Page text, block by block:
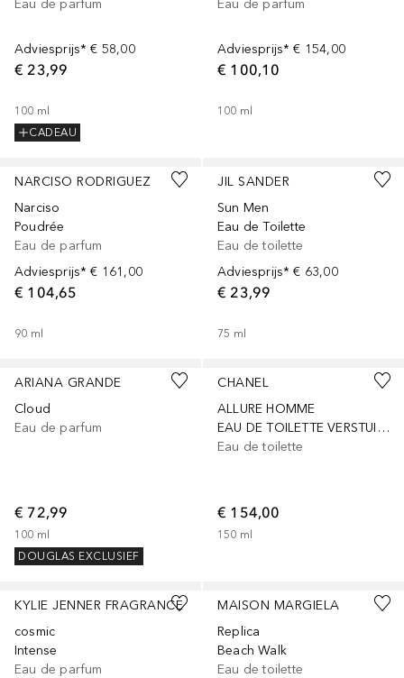
Eau de parfum
Adviesprijs* € 58,00
€ 23,99
100 ml
CADEAU
Eau de parfum
Adviesprijs* € 154,00
€ 100,10
100 ml
NARCISO RODRIGUEZ
Narciso
Poudrée
Eau de parfum
Adviesprijs* € 161,00
€ 104,65
90 ml
JIL SANDER
Sun Men
Eau de Toilette
Eau de toilette
Adviesprijs* € 63,00
€ 23,99
75 ml
ARIANA GRANDE
Cloud
Eau de parfum
€ 72,99
100 ml
DOUGLAS EXCLUSIEF
CHANEL
ALLURE HOMME
EAU DE TOILETTE VERSTUIVER
Eau de toilette
€ 154,00
150 ml
KYLIE JENNER FRAGRANCE
cosmic
Intense
Eau de parfum
MAISON MARGIELA
Replica
Beach Walk
Eau de toilette